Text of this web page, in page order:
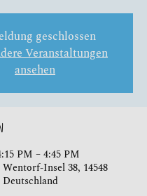
geschlossen
Veranstaltungen
ansehen
PM – 4:45 PM
Wentorf-Insel 38, 14548
Deutschland